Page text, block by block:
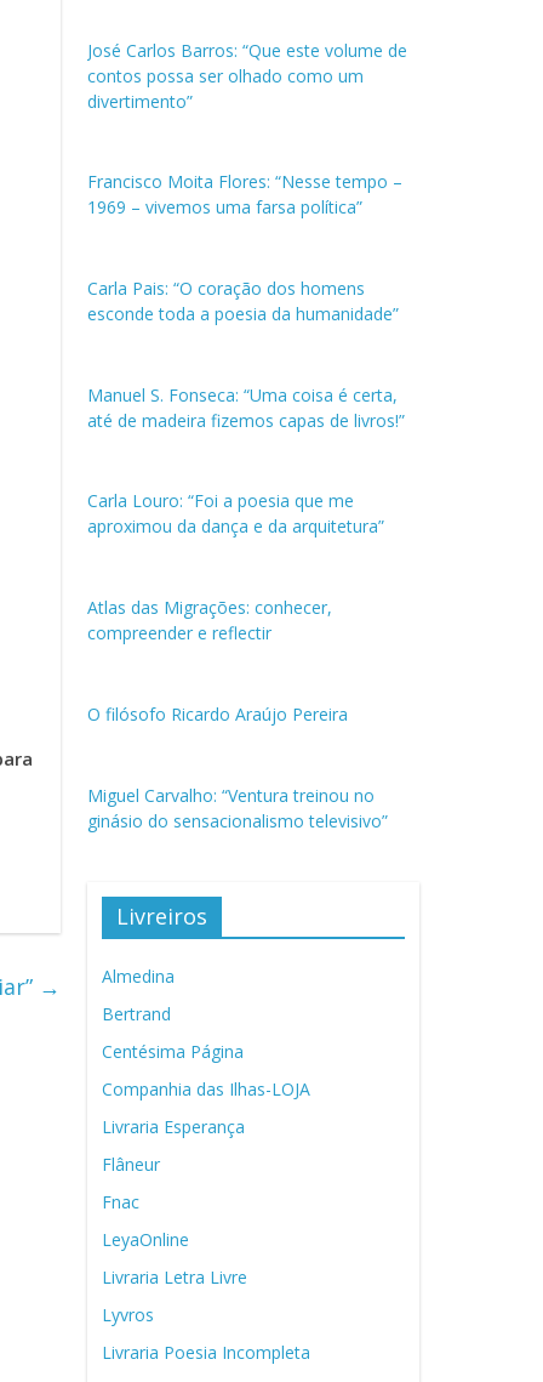
→
José Carlos Barros: “Que este volume de
contos possa ser olhado como um
divertimento”
Francisco Moita Flores: “Nesse tempo –
1969 – vivemos uma farsa política”
Carla Pais: “O coração dos homens
esconde toda a poesia da humanidade”
Manuel S. Fonseca: “Uma coisa é certa,
até de madeira fizemos capas de livros!”
Carla Louro: “Foi a poesia que me
aproximou da dança e da arquitetura”
Atlas das Migrações: conhecer,
compreender e reflectir
O filósofo Ricardo Araújo Pereira
Miguel Carvalho: “Ventura treinou no
ginásio do sensacionalismo televisivo”
Livreiros
Almedina
Bertrand
Centésima Página
Companhia das Ilhas-LOJA
Livraria Esperança
Flâneur
Fnac
LeyaOnline
Livraria Letra Livre
Lyvros
Livraria Poesia Incompleta